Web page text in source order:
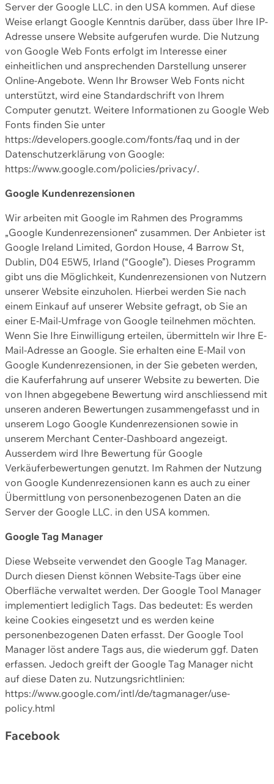
Server der Google LLC. in den USA kommen. Auf diese
Weise erlangt Google Kenntnis darüber, dass über Ihre IP-
Adresse unsere Website aufgerufen wurde. Die Nutzung
von Google Web Fonts erfolgt im Interesse einer
einheitlichen und ansprechenden Darstellung unserer
Online-Angebote. Wenn Ihr Browser Web Fonts nicht
unterstützt, wird eine Standardschrift von Ihrem
Computer genutzt. Weitere Informationen zu Google Web
Fonts finden Sie unter
https://developers.google.com/fonts/faq und in der
Datenschutzerklärung von Google:
https://www.google.com/policies/privacy/.
Google Kundenrezensionen
Wir arbeiten mit Google im Rahmen des Programms
„Google Kundenrezensionen“ zusammen. Der Anbieter ist
Google Ireland Limited, Gordon House, 4 Barrow St,
Dublin, D04 E5W5, Irland (“Google”). Dieses Programm
gibt uns die Möglichkeit, Kundenrezensionen von Nutzern
unserer Website einzuholen. Hierbei werden Sie nach
einem Einkauf auf unserer Website gefragt, ob Sie an
einer E-Mail-Umfrage von Google teilnehmen möchten.
Wenn Sie Ihre Einwilligung erteilen, übermitteln wir Ihre E-
Mail-Adresse an Google. Sie erhalten eine E-Mail von
Google Kundenrezensionen, in der Sie gebeten werden,
die Kauferfahrung auf unserer Website zu bewerten. Die
von Ihnen abgegebene Bewertung wird anschliessend mit
unseren anderen Bewertungen zusammengefasst und in
unserem Logo Google Kundenrezensionen sowie in
unserem Merchant Center-Dashboard angezeigt.
Ausserdem wird Ihre Bewertung für Google
Verkäuferbewertungen genutzt. Im Rahmen der Nutzung
von Google Kundenrezensionen kann es auch zu einer
Übermittlung von personenbezogenen Daten an die
Server der Google LLC. in den USA kommen.
Google Tag Manager
Diese Webseite verwendet den Google Tag Manager.
Durch diesen Dienst können Website-Tags über eine
Oberfläche verwaltet werden. Der Google Tool Manager
implementiert lediglich Tags. Das bedeutet: Es werden
keine Cookies eingesetzt und es werden keine
personenbezogenen Daten erfasst. Der Google Tool
Manager löst andere Tags aus, die wiederum ggf. Daten
erfassen. Jedoch greift der Google Tag Manager nicht
auf diese Daten zu. Nutzungsrichtlinien:
https://www.google.com/intl/de/tagmanager/use-
policy.html
Facebook